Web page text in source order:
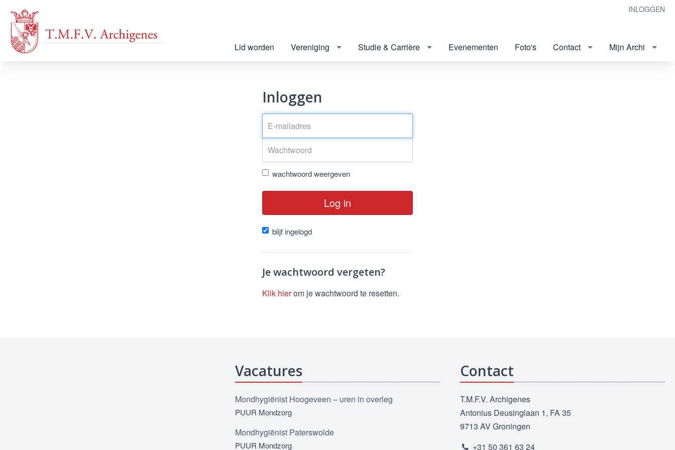
INLOGGEN
Lid worden Vereniging Studie & Carrière Evenementen Foto's Contact Mijn Archi
Inloggen
wachtwoord weergeven
Log in
blijf ingelogd
Je wachtwoord vergeten?
Klik hierom je wachtwoord te resetten.
Vacatures
Mondhygiënist Hoogeveen – uren in overleg
PUUR Mondzorg
Mondhygiënist Paterswolde
PUUR Mondzorg
Contact
T.M.F.V. Archigenes
Antonius Deusinglaan 1, FA 35
9713 AV Groningen
+31 50 361 63 24